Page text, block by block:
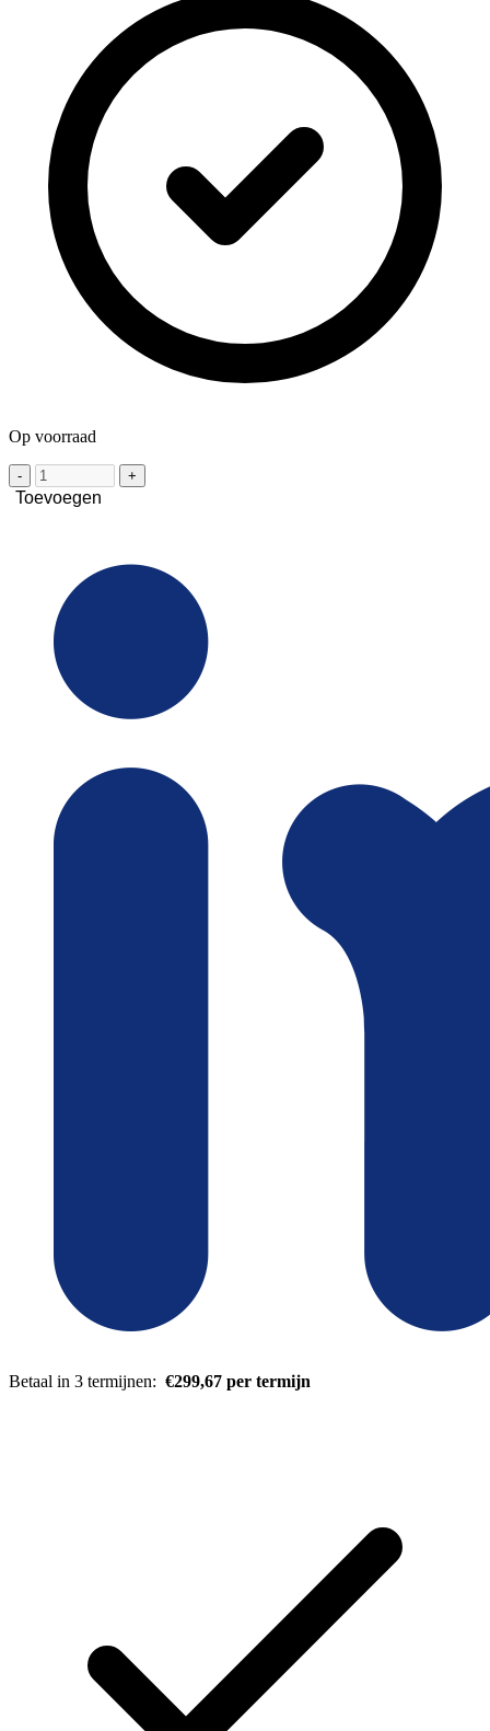
Op voorraad
- +
Toevoegen
Betaal in 3 termijnen: €299,67 per termijn